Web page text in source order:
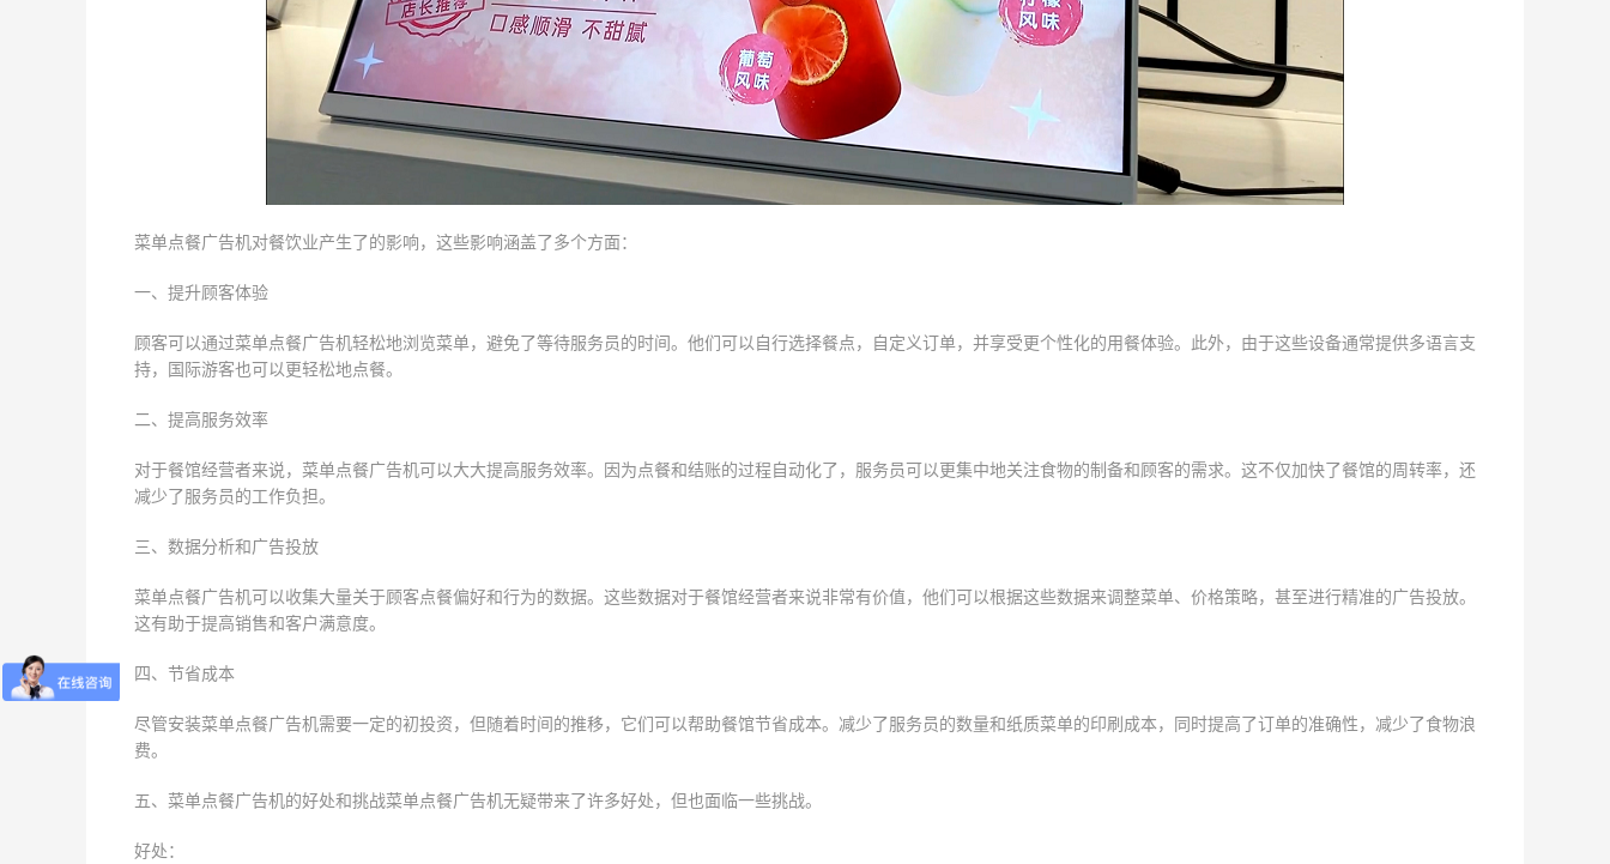
菜单点餐广告机对餐饮业产生了的影响，这些影响涵盖了多个方面：
一、提升顾客体验
顾客可以通过菜单点餐广告机轻松地浏览菜单，避免了等待服务员的时间。他们可以自行选择餐点，自定义订单，并享受更个性化的用餐体验。此外，由于这些设备通常提供多语言支
持，国际游客也可以更轻松地点餐。
二、提高服务效率
对于餐馆经营者来说，菜单点餐广告机可以大大提高服务效率。因为点餐和结账的过程自动化了，服务员可以更集中地关注食物的制备和顾客的需求。这不仅加快了餐馆的周转率，还
减少了服务员的工作负担。
三、数据分析和广告投放
菜单点餐广告机可以收集大量关于顾客点餐偏好和行为的数据。这些数据对于餐馆经营者来说非常有价值，他们可以根据这些数据来调整菜单、价格策略，甚至进行精准的广告投放。
这有助于提高销售和客户满意度。
四、节省成本
尽管安装菜单点餐广告机需要一定的初投资，但随着时间的推移，它们可以帮助餐馆节省成本。减少了服务员的数量和纸质菜单的印刷成本，同时提高了订单的准确性，减少了食物浪
费。
五、菜单点餐广告机的好处和挑战菜单点餐广告机无疑带来了许多好处，但也面临一些挑战。
好处：